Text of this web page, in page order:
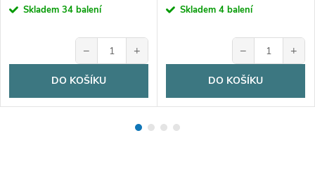
cena:Skladem 34 balení
− +
DO KOŠÍKU
cena:Skladem 4 balení
− +
DO KOŠÍKU